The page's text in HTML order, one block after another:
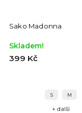
Sako Madonna
Skladem!
399 Kč
S M
+ další